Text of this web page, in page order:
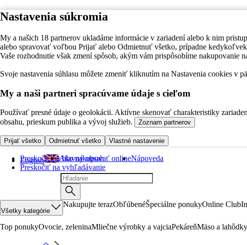
Nastavenia súkromia
My a našich 18 partnerov ukladáme informácie v zariadení alebo k nim
alebo spravovať voľbou Prijať alebo Odmietnuť všetko, prípadne
Vaše rozhodnutie však zmení spôsob, akým vám prispôsobíme nakupovanie
Svoje nastavenia súhlasu môžete zmeniť kliknutím na Nastavenia cookies v
My a naši partneri spracúvame údaje s cieľom
Používať presné údaje o geolokácii. Aktívne skenovať charakteristiky
obsahu, prieskum publika a vývoj služieb.
Zoznam partnerov
Prijať všetko Odmietnuť všetko Vlastné nastavenie
Preskočiť na hlavný obsah
Preskočiť na vyhľadávanie
English Ako nakupovať onlineNápoveda
Všetky kategórie
Nakupujte terazObľúbenéŠpeciálne ponukyOnline Club
Top ponukyOvocie, zeleninaMliečne výrobky a vajciaPekáreňMäso a lahôdky